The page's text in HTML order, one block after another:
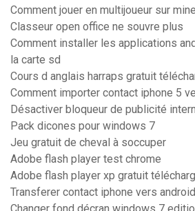
Comment jouer en multijoueur sur
Classeur open office ne souvre plus
Comment installer les applications
la carte sd
Cours d anglais harraps gratuit
Comment importer contact iphone 5
Désactiver bloqueur de publicité
Pack dicones pour windows 7
Jeu gratuit de cheval à soccuper
Adobe flash player test chrome
Adobe flash player xp gratuit
Transferer contact iphone vers